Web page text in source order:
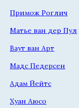
Примож Роглич
Матье ван дер Пул
Ваут ван Арт
Мадс Педерсен
Адам Йейтс
Хуан Аюсо